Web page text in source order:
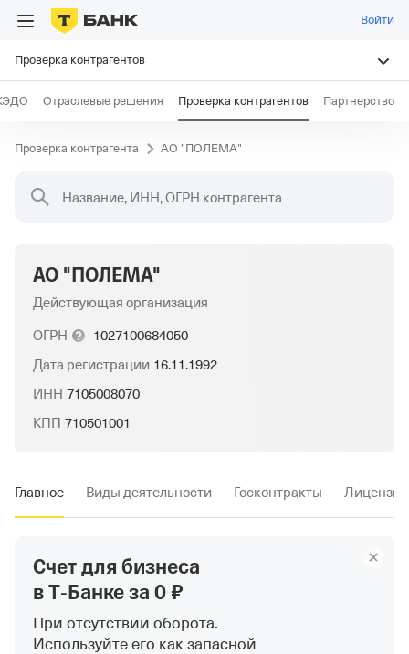
Войти
Проверка контрагентов
Отраслевые решения Проверка контрагентов Партнерство
Проверка контрагента АО "ПОЛЕМА"
Название, ИНН, ОГРН контрагента
АО "ПОЛЕМА"
Действующая организация
ОГРН
1027100684050
Дата регистрации 16.11.1992
ИНН 7105008070
КПП 710501001
Главное Виды деятельности Госконтракты Лицензии
Счет для бизнеса
в Т‑Банкеза 0 ₽
При отсутствии оборота.
Используйте его как запасной